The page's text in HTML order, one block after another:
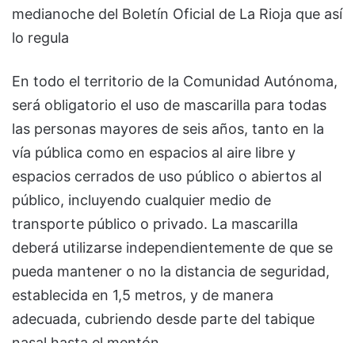
medianoche del Boletín Oficial de La Rioja que así
lo regula
En todo el territorio de la Comunidad Autónoma,
será obligatorio el uso de mascarilla para todas
las personas mayores de seis años, tanto en la
vía pública como en espacios al aire libre y
espacios cerrados de uso público o abiertos al
público, incluyendo cualquier medio de
transporte público o privado. La mascarilla
deberá utilizarse independientemente de que se
pueda mantener o no la distancia de seguridad,
establecida en 1,5 metros, y de manera
adecuada, cubriendo desde parte del tabique